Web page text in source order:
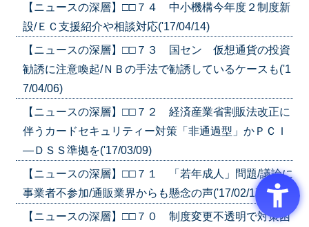
【ニュースの深層】□□７４ 中小機構今年度２制度新
設/ＥＣ支援紹介や相談対応('17/04/14)
【ニュースの深層】□□７３ 国セン 仮想通貨の投資
勧誘に注意喚起/ＮＢの手法で勧誘しているケースも('1
7/04/06)
【ニュースの深層】□□７２ 経済産業省割販法改正に
伴うカードセキュリティー対策「非通過型」かＰＣＩ
―ＤＳＳ準拠を('17/03/09)
【ニュースの深層】□□７１ 「若年成人」問題/議論に
事業者不参加/通販業界からも懸念の声('17/02/17)
【ニュースの深層】□□７０ 制度変更不透明で対策困